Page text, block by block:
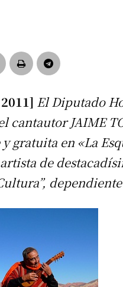
El Diputado
cantautor JAIME
gratuita en «La
artista de